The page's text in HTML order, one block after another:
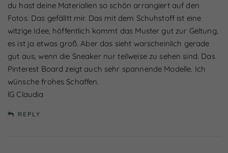
du hast deine Materialien so schön arrangiert auf den
Fotos. Das gefälltt mir. Das mit dem Schuhstoff ist eine
witzige Idee, höffentlich kommt das Muster gut zur Geltung,
es ist ja etwas groß. Aber das sieht warscheinlich gerade
gut aus, wenn die Sneaker nur teilweise zu sehen sind. Das
Pinterest Board zeigt auch sehr spannende Modelle. Ich
wünsche frohes Schaffen.
lG Claudia
REPLY